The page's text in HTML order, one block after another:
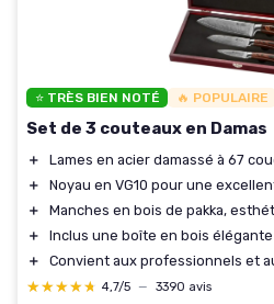
⭐ TRÈS BIEN NOTÉ 🔥 POPULAIRE
Set de 3 couteaux en Damas
＋
Lames en acier damassé à 67
＋
Noyau en VG10 pour une
＋
Manches en bois de pakka,
＋
Inclus une boîte en bois
＋
Convient aux professionnels et
★★★★★
★★★★★ 4,7/5 — 3390 avis